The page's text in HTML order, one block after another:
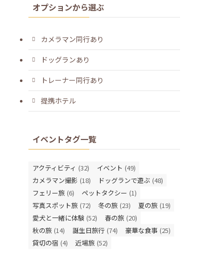
オプションから選ぶ
カメラマン同行あり
ドッグランあり
トレーナー同行あり
提携ホテル
イベントタグ一覧
アクティビティ (32) イベント (49)
カメラマン撮影 (18) ドッグランで遊ぶ (48)
フェリー旅 (6) ペットタクシー (1)
写真スポット旅 (72) 冬の旅 (23) 夏の旅 (19)
愛犬と一緒に体験 (52) 春の旅 (20)
秋の旅 (14) 誕生日旅行 (74) 豪華な食事 (25)
貸切の宿 (4) 近場旅 (52)